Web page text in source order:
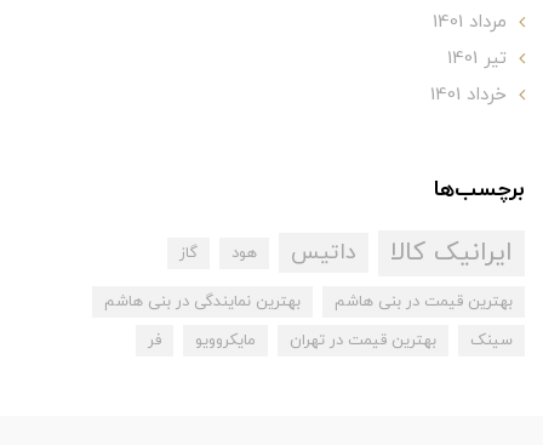
مرداد 1401
تير 1401
خرداد 1401
برچسب‌ها
ایرانیک کالا داتیس هود گاز
بهترین قیمت در بنی هاشم
بهترین نمایندگی در بنی هاشم
سینک
بهترین قیمت در تهران مایکروویو فر